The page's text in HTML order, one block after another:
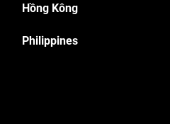
Hồng Kông
Philippines